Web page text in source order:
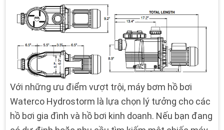
Với những ưu điểm vượt trội, máy bơm hồ bơi
Waterco Hydrostorm là lựa chọn lý tưởng cho các
hồ bơi gia đình và hồ bơi kinh doanh. Nếu bạn đang